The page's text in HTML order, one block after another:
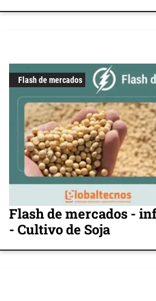
Flash de mercados
Flash de mercados -
- Cultivo de Soja